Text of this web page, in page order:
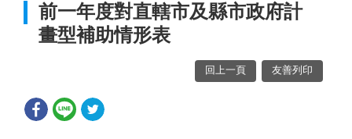
前一年度對直轄市及縣市政府計
畫型補助情形表
回上一頁 友善列印